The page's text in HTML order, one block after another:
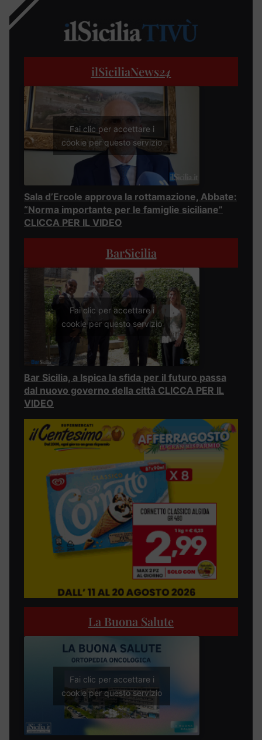
ilSiciliaNews24
Fai clic per accettare i
cookie per questo servizio
Sala d’Ercole approva la rottamazione, Abbate:
“Norma importante per le famiglie siciliane”
CLICCA PER IL VIDEO
BarSicilia
Fai clic per accettare i
cookie per questo servizio
Bar Sicilia, a Ispica la sfida per il futuro passa
dal nuovo governo della città CLICCA PER IL
VIDEO
La Buona Salute
Fai clic per accettare i
cookie per questo servizio